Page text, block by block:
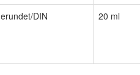
DIN 20 ml